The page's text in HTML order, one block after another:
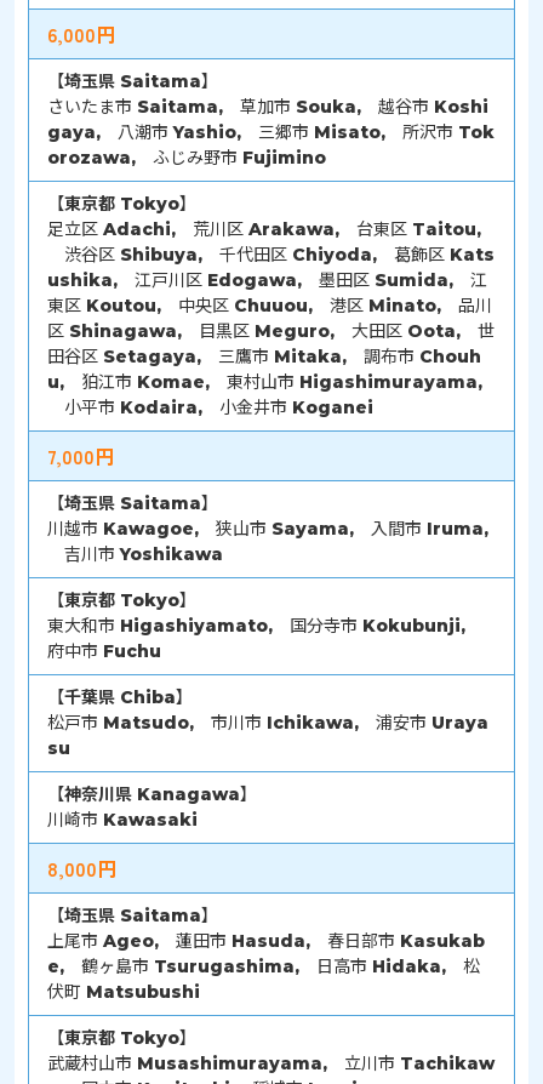
6,000円
【埼玉県 Saitama】
さいたま市 Saitama, 草加市 Souka, 越谷市 Koshi
gaya, 八潮市 Yashio, 三郷市 Misato, 所沢市 Tok
orozawa, ふじみ野市 Fujimino
【東京都 Tokyo】
足立区 Adachi, 荒川区 Arakawa, 台東区 Taitou,
渋谷区 Shibuya, 千代田区 Chiyoda, 葛飾区 Kats
ushika, 江戸川区 Edogawa, 墨田区 Sumida, 江
東区 Koutou, 中央区 Chuuou, 港区 Minato, 品川
区 Shinagawa, 目黒区 Meguro, 大田区 Oota, 世
田谷区 Setagaya, 三鷹市 Mitaka, 調布市 Chouh
u, 狛江市 Komae, 東村山市 Higashimurayama,
小平市 Kodaira, 小金井市 Koganei
7,000円
【埼玉県 Saitama】
川越市 Kawagoe, 狭山市 Sayama, 入間市 Iruma,
吉川市 Yoshikawa
【東京都 Tokyo】
東大和市 Higashiyamato, 国分寺市 Kokubunji,
府中市 Fuchu
【千葉県 Chiba】
松戸市 Matsudo, 市川市 Ichikawa, 浦安市 Uraya
su
【神奈川県 Kanagawa】
川崎市 Kawasaki
8,000円
【埼玉県 Saitama】
上尾市 Ageo, 蓮田市 Hasuda, 春日部市 Kasukab
e, 鶴ヶ島市 Tsurugashima, 日高市 Hidaka, 松
伏町 Matsubushi
【東京都 Tokyo】
武蔵村山市 Musashimurayama, 立川市 Tachikaw